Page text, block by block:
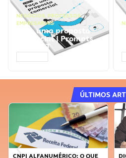
NEGÓCIOS, PROCESSOS
EMPRESARIAIS
Faça uma proposta
comercial | Prompts
ChatGPT
ÚLTIMOS
CNPJ ALFANUMÉRICO: O QUE